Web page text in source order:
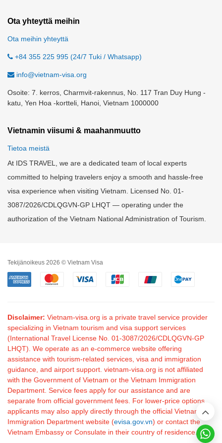
Ota yhteyttä meihin
Ota meihin yhteyttä
+84 355 225 995 (24/7 Tuki / Whatsapp)
info@vietnam-visa.org
Osoite: 7. kerros, Charmvit-rakennus, No. 117 Tran Duy Hung -
katu, Yen Hoa -kortteli, Hanoi, Vietnam 1000000
Vietnamin viisumi & maahanmuutto
Tietoa meistä
At IDS TRAVEL, we are a dedicated team of local experts
committed to helping travelers enjoy a smooth and hassle-free
visa experience when visiting Vietnam. Licensed No. 01-
3087/2026/CDLQGVN-GP LHQT — operating under the
authorization of the Vietnam National Administration of Tourism.
Tekijänoikeus 2026 © Vietnam Visa
Disclaimer: Vietnam-visa.org is a private travel service provider
specializing in Vietnam tourism and visa support services
(International Travel License No. 01-3087/2026/CDLQGVN-GP
LHQT). We operate as an e-commerce website offering
assistance with tourism-related services, visa and immigration
guidance, and airport support. vietnam-visa.org is not affiliated
with the Government of Vietnam or the Vietnam Immigration
Department. Service fees apply for our assistance and are
separate from official government fees. For lower-price options,
applicants may also apply directly through the official Vietnam
Immigration Department website (evisa.gov.vn) or contact the
Vietnam Embassy or Consulate in their country of residence.